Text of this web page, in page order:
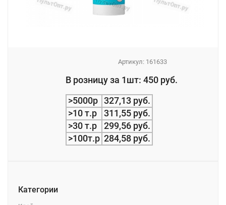
Артикул: 161633
В розницу за 1шт: 450 руб.
>5000р 327,13 руб.
>10 т.р
311,55 руб.
>30 т.р
299,56 руб.
>100т.р 284,58 руб.
Категории